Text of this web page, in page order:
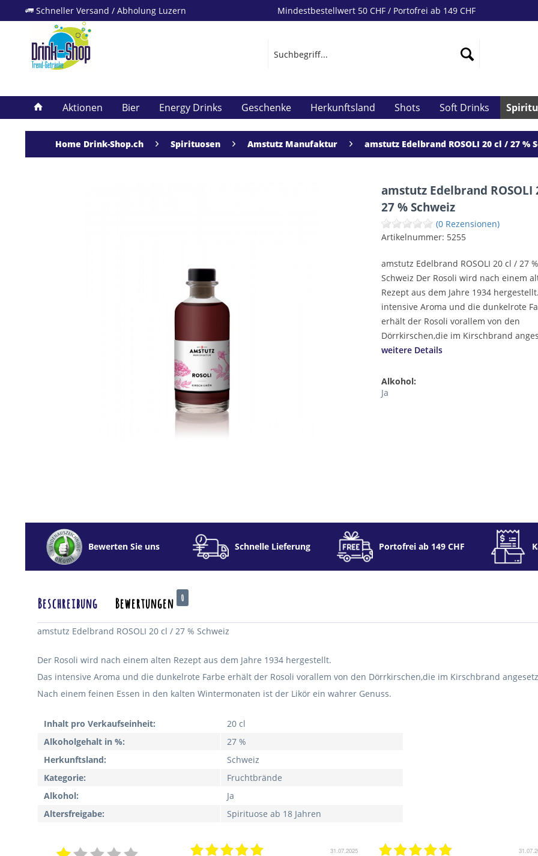
Schneller Versand / Abholung Luzern Mindestbestellwert 50 CHF / Portofrei ab 149 CHF
Aktionen Bier Energy Drinks Geschenke Herkunftsland Shots Soft Drinks
Home Drink-Shop.ch Spirituosen Amstutz Manufaktur amstutz Edelbrand ROSOLI 20 cl / 27 %
amstutz Edelbrand ROSOLI
27 % Schweiz
(0 Rezensionen)
Artikelnummer: 5255
amstutz Edelbrand ROSOLI 20 cl / 27 %
Schweiz Der Rosoli wird nach einem
Rezept aus dem Jahre 1934
intensive Aroma und die dunkelrote
erhält der Rosoli vorallem von den
Dörrkirschen,die im Kirschbrand
weitere Details
Alkohol:
Ja
Bewerten Sie uns Schnelle Lieferung Portofrei ab 149 CHF
Beschreibung Bewertungen 0
amstutz Edelbrand ROSOLI 20 cl / 27 % Schweiz
Der Rosoli wird nach einem alten Rezept aus dem Jahre 1934 hergestellt.
Das intensive Aroma und die dunkelrote Farbe erhält der Rosoli vorallem von den Dörrkirschen,die im Kirschbrand
Nach einem feinen Essen in den kalten Wintermonaten ist der Likör ein wahrer Genuss.
Inhalt pro Verkaufseinheit:
20 cl
Alkoholgehalt in %:
27 %
Herkunftsland:
Schweiz
Kategorie:
Fruchtbrände
Alkohol:
Ja
Altersfreigabe:
Spirituose ab 18 Jahren
17.07.2025